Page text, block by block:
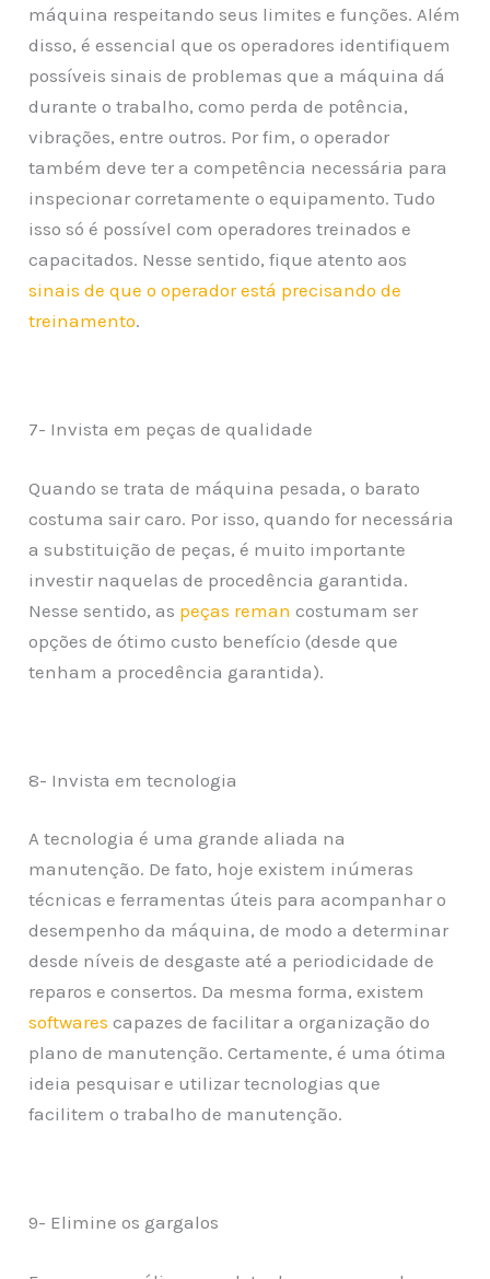
máquina respeitando seus limites e funções. Além
disso, é essencial que os operadores identifiquem
possíveis sinais de problemas que a máquina dá
durante o trabalho, como perda de potência,
vibrações, entre outros. Por fim, o operador
também deve ter a competência necessária para
inspecionar corretamente o equipamento. Tudo
isso só é possível com operadores treinados e
capacitados. Nesse sentido, fique atento aos
sinais de que o operador está precisando de
treinamento.
7- Invista em peças de qualidade
Quando se trata de máquina pesada, o barato
costuma sair caro. Por isso, quando for necessária
a substituição de peças, é muito importante
investir naquelas de procedência garantida.
Nesse sentido, as peças reman costumam ser
opções de ótimo custo benefício (desde que
tenham a procedência garantida).
8- Invista em tecnologia
A tecnologia é uma grande aliada na
manutenção. De fato, hoje existem inúmeras
técnicas e ferramentas úteis para acompanhar o
desempenho da máquina, de modo a determinar
desde níveis de desgaste até a periodicidade de
reparos e consertos. Da mesma forma, existem
softwares capazes de facilitar a organização do
plano de manutenção. Certamente, é uma ótima
ideia pesquisar e utilizar tecnologias que
facilitem o trabalho de manutenção.
9- Elimine os gargalos